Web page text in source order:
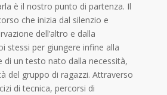
è il nostro punto di partenza. Il
che inizia dal silenzio e
dell’altro e dalla
stessi per giungere infine alla
di un testo nato dalla necessità,
del gruppo di ragazzi. Attraverso
di tecnica, percorsi di